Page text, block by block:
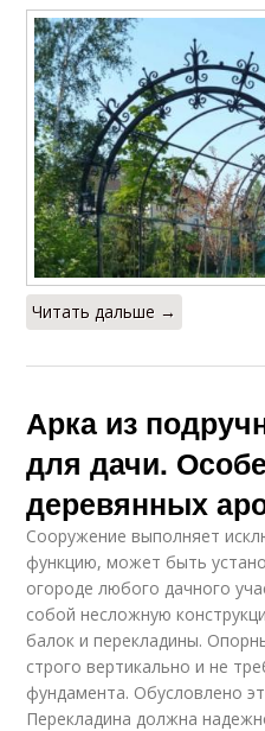
Читать дальше →
Арка из
для дачи.
деревянных
Сооружение выполняет
функцию, может быть
огороде любого дачного
собой несложную
балок и перекладины.
строго вертикально и не
фундамента. Обусловлено
Перекладина должна